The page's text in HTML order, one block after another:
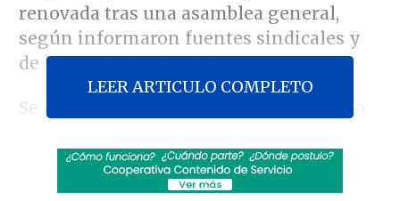
renovada tras una asamblea general,
según informaron fuentes sindicales y
de la propia institución.
Se trata de la
totalmente desde que comenzó la
protesta. En jornadas anteriores, el
LEER ARTICULO COMPLETO